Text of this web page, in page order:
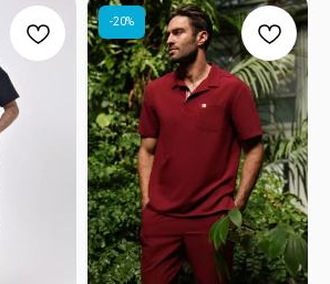
-20%
НА ПЕРВЫЙ ЗАКАЗ
18, 2 этаж